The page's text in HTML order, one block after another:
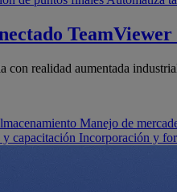
con realidad aumentada
Manejo de
capacitación Incorporación y